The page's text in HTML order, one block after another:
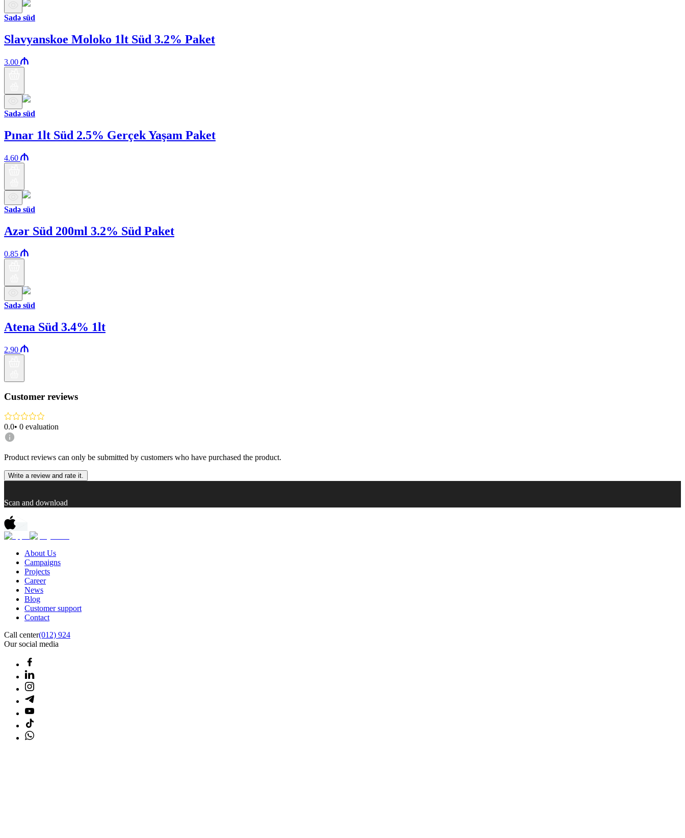
Sadə süd
Slavyanskoe Moloko 1lt Süd 3.2% Paket
3.00
Sadə süd
Pınar 1lt Süd 2.5% Gerçek Yaşam Paket
4.60
Sadə süd
Azər Süd 200ml 3.2% Süd Paket
0.85
Sadə süd
Atena Süd 3.4% 1lt
2.90
Customer reviews
0.0• 0 evaluation
Product reviews can only be submitted by customers who have purchased the product.
Write a review and rate it.
Scan and download
About Us
Campaigns
Projects
Career
News
Blog
Customer support
Contact
Call center(012) 924
Our social media